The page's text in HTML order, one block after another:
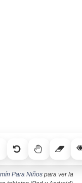
Para Niños para ver la